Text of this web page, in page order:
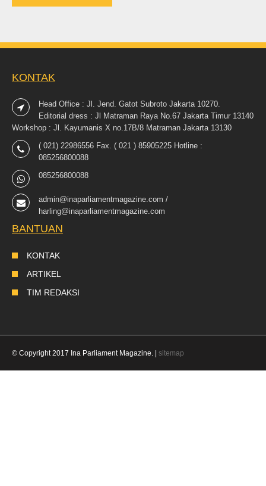
KONTAK
Head Office : Jl. Jend. Gatot Subroto Jakarta 10270.
Editorial dress : Jl Matraman Raya No.67 Jakarta Timur 13140
Workshop : Jl. Kayumanis X no.17B/8 Matraman Jakarta 13130
( 021) 22986556 Fax. ( 021 ) 85905225 Hotline :
085256800088
085256800088
admin@inaparliamentmagazine.com /
harling@inaparliamentmagazine.com
BANTUAN
KONTAK
ARTIKEL
TIM REDAKSI
© Copyright 2017 Ina Parliament Magazine. | sitemap